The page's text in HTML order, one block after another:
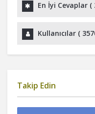
En İyi Cevaplar (
Kullanıcılar (
Takip Edin